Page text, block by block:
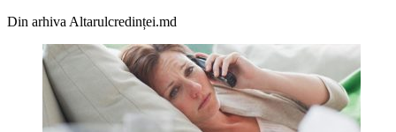
Din arhiva Altarulcredinței.md